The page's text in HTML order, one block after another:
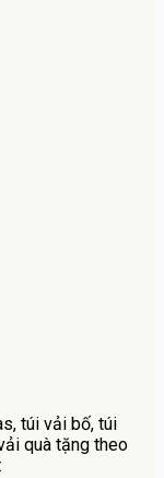
túi vải bố, túi
quà tặng theo